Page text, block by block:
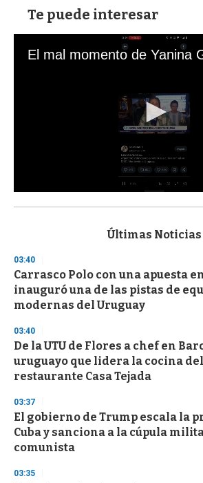
Te puede interesar
s
d
s
o
f
3
s
e
c
o
n
s
Últimas Noticias
03:40
Carrasco Polo con una apuesta
inauguró una de las pistas de
modernas del Uruguay
03:40
De la UTU de Flores a chef en
uruguayo que lidera la cocina
restaurante Casa Tejada
03:37
El gobierno de Trump escala la
Cuba y sanciona a la cúpula
comunista
03:35